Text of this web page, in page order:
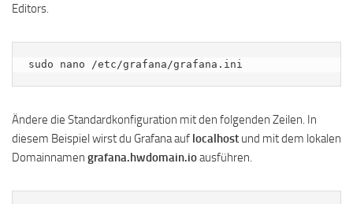
Editors.
sudo nano /etc/grafana/grafana.ini
Ändere die Standardkonfiguration mit den folgenden Zeilen. In
diesem Beispiel wirst du Grafana auf localhost und mit dem lokalen
Domainnamen grafana.hwdomain.ioausführen.